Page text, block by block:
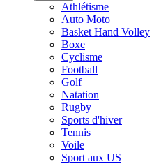
Athlétisme
Auto Moto
Basket Hand Volley
Boxe
Cyclisme
Football
Golf
Natation
Rugby
Sports d'hiver
Tennis
Voile
Sport aux US